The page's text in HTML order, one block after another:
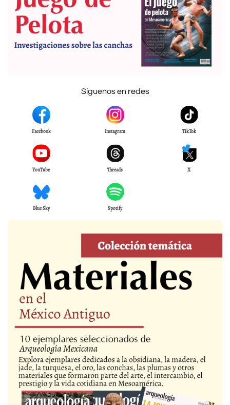
Síguenos en redes
Facebook Instagram TikTok
YouTube Threads X
Blue Sky Spotify